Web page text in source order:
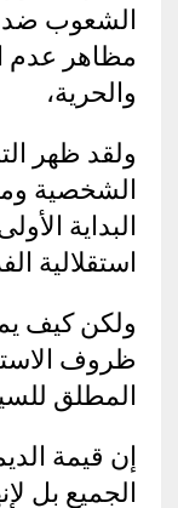
الشعوب ضد
مظاهر عدم
والحرية،
ولقد ظهر
الشخصية
البداية
استقلالية
ولكن كيف
ظروف
المطلق
إن قيمة
الجميع بل